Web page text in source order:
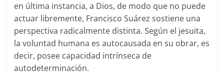
en última instancia, a Dios, de modo que no puede
actuar libremente, Francisco Suárez sostiene una
perspectiva radicalmente distinta. Según el jesuita,
la voluntad humana es autocausada en su obrar, es
decir, posee capacidad intrínseca de
autodeterminación.